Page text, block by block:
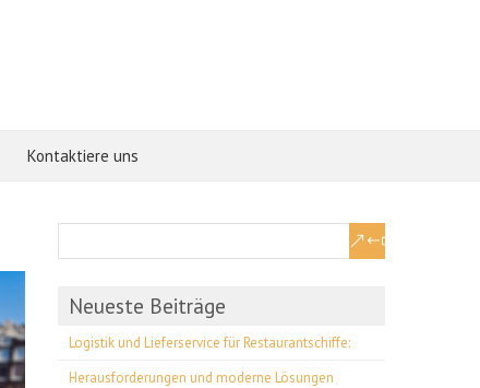
Kontaktiere uns
Neueste Beiträge
Logistik und Lieferservice für Restaurantschiffe:
Herausforderungen und moderne Lösungen